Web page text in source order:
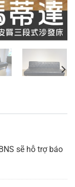
sẽ hỗ trợ báo